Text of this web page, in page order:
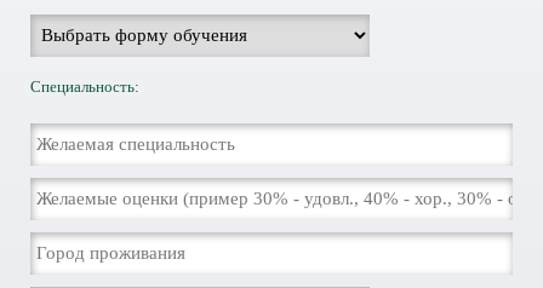
Специальность: